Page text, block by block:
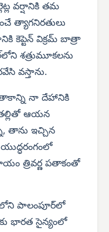
వర్షానికి తమ
త్యాగనిరతులు
కెప్టెన్ విక్రమ్ బాత్రా
శత్రుమూకలను
వస్తాను.
నా దేహానికి
తల్లితో ఆయన
తాను ఇచ్చిన
త్రివర్ణ పతాకంతో
పాలంపూర్‌లో
భారత సైన్యంలో